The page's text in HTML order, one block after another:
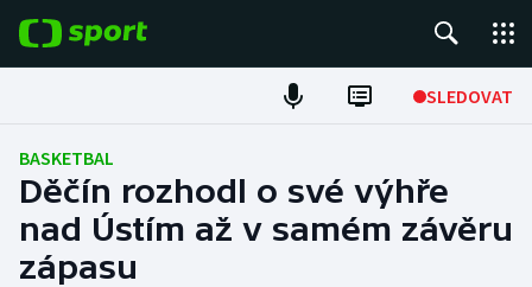
SLEDOVAT
Fotbal
Hokej
Tenis
BASKETBAL
Děčín rozhodl o své výhře
nad Ústím až v samém závěru
zápasu